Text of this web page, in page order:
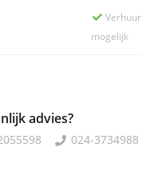
 Verhuur
mogelijk
advies?
 024-3734988